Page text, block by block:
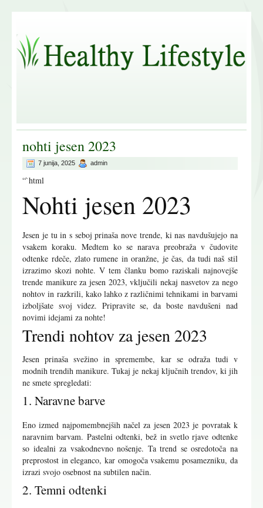
nohti jesen 2023
7 junija, 2025 admin
“`html
Nohti jesen 2023
Jesen je tu in s seboj prinaša nove trende, ki nas navdušujejo na
vsakem koraku. Medtem ko se narava preobraža v čudovite
odtenke rdeče, zlato rumene in oranžne, je čas, da tudi naš stil
izrazimo skozi nohte. V tem članku bomo raziskali najnovejše
trende manikure za jesen 2023, vključili nekaj nasvetov za nego
nohtov in razkrili, kako lahko z različnimi tehnikami in barvami
izboljšate svoj videz. Pripravite se, da boste navdušeni nad
novimi idejami za nohte!
Trendi nohtov za jesen 2023
Jesen prinaša svežino in spremembe, kar se odraža tudi v
modnih trendih manikure. Tukaj je nekaj ključnih trendov, ki jih
ne smete spregledati:
1. Naravne barve
Eno izmed najpomembnejših načel za jesen 2023 je povratak k
naravnim barvam. Pastelni odtenki, bež in svetlo rjave odtenke
so idealni za vsakodnevno nošenje. Ta trend se osredotoča na
preprostost in eleganco, kar omogoča vsakemu posamezniku, da
izrazi svojo osebnost na subtilen način.
2. Temni odtenki